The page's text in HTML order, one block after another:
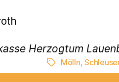
Herzogtum
Schlagwörter
Mölln,